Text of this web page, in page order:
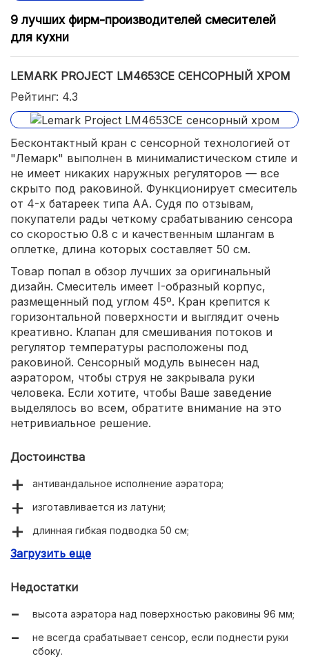
9 лучших фирм-производителей смесителей
для кухни
LEMARK PROJECT LM4653СE СЕНСОРНЫЙ ХРОМ
Рейтинг: 4.3
Бесконтактный кран с сенсорной технологией от
"Лемарк" выполнен в минималистическом стиле и
не имеет никаких наружных регуляторов — все
скрыто под раковиной. Функционирует смеситель
от 4-х батареек типа АА. Судя по отзывам,
покупатели рады четкому срабатыванию сенсора
со скоростью 0.8 с и качественным шлангам в
оплетке, длина которых составляет 50 см.
Товар попал в обзор лучших за оригинальный
дизайн. Смеситель имеет I-образный корпус,
размещенный под углом 45º. Кран крепится к
горизонтальной поверхности и выглядит очень
креативно. Клапан для смешивания потоков и
регулятор температуры расположены под
раковиной. Сенсорный модуль вынесен над
аэратором, чтобы струя не закрывала руки
человека. Если хотите, чтобы Ваше заведение
выделялось во всем, обратите внимание на это
нетривиальное решение.
Достоинства
антивандальное исполнение аэратора;
изготавливается из латуни;
длинная гибкая подводка 50 см;
срабатывание сенсорного модуля за 0.8 с.
Загрузить еще
Недостатки
высота аэратора над поверхностью раковины 96 мм;
не всегда срабатывает сенсор, если поднести руки
сбоку.